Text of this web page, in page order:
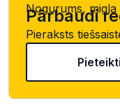
Nogurums,
Pārbaudi
Pieraksts